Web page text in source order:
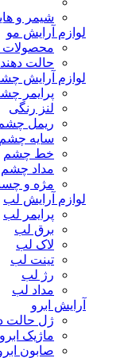
شیمر و
لوازم آرایش مو
محصولات
حالت
لوازم آرایش
پرایمر
لنز رنگی
ریمل
سایه چشم
خط چشم
مداد چشم
مژه و
لوازم آرایش لب
پرایمر لب
برق لب
لاک لب
تینت لب
رژ لب
مداد لب
آرایش ابرو
ژل حالت
ماژیک ابرو
صابون